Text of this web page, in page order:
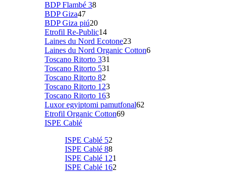
BDP Flambé 38
BDP Giza47
BDP Giza piú20
Etrofil Re-Public14
Laines du Nord Ecotone23
Laines du Nord Organic Cotton6
Toscano Ritorto 331
Toscano Ritorto 531
Toscano Ritorto 82
Toscano Ritorto 123
Toscano Ritorto 163
Luxor egyiptomi pamutfonal62
Etrofil Organic Cotton69
ISPE Cablé
ISPE Cablé 52
ISPE Cablé 88
ISPE Cablé 121
ISPE Cablé 162